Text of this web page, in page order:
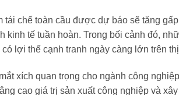
chế toàn cầu được dự báo sẽ tăng
kinh tế tuần hoàn. Trong bối cảnh đó,
lợi thế cạnh tranh ngày càng lớn trên
xích quan trọng cho ngành công
cao giá trị sản xuất công nghiệp và